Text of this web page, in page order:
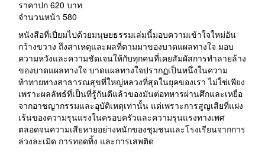
ราคาปก 620 บาท
จำนวนหน้า 580
หนังสือที่เปี่ยมไปด้วยมนุษยธรรมเล่มนี้มอบความเข้าใจใหม่อัน
กว้างขวาง ถึงสาเหตุและผลที่ตามมาของบาดแผลทางใจ มอบ
ความหวังและความชัดเจนให้กับทุกคนที่เคยสัมผัสการทำลายล้าง
ของบาดแผลทางใจ บาดแผลทางใจปรากฏเป็นหนึ่งในความ
ท้าทายทางสาธารณสุขที่ใหญ่หลวงที่สุดในยุคของเรา ไม่ใช่เพียง
เพราะผลลัพธ์ที่เป็นที่รู้กันดีแล้วของมันต่อทหารผ่านศึกและเหยื่อ
จากอาชญากรรมและอุบัติเหตุเท่านั้น แต่เพราะการสูญเสียที่แฝง
เร้นของความรุนแรงในครอบครัวและความรุนแรงทางเพศ
ตลอดจนความเสียหายอย่างหนักของชุมชนและโรงเรียนจากการ
ล่วงละเมิด การทอดทิ้ง และการเสพติด